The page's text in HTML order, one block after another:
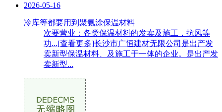
2026-05-16
冷库等都要用到聚氨涂保温材料
次要营业：各类保温材料的发卖及施工，抗风等
功...[查看更多]长沙市广恒建材无限公司是出产发
卖新型保温材料、及施工于一体的企业。是出产发
卖新型...